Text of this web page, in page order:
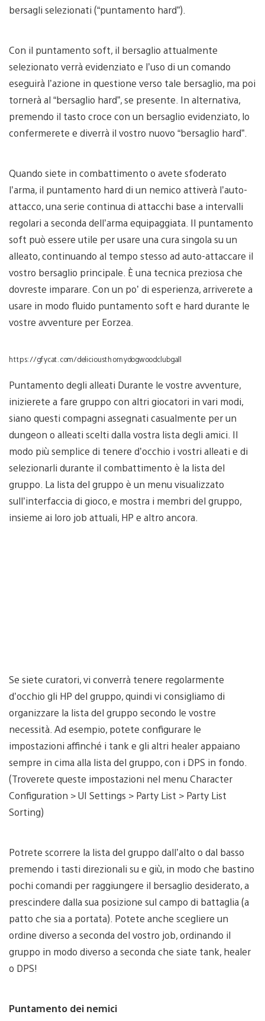
bersagli selezionati (“puntamento hard”).
Con il puntamento soft, il bersaglio attualmente
selezionato verrà evidenziato e l’uso di un comando
eseguirà l’azione in questione verso tale bersaglio, ma poi
tornerà al “bersaglio hard”, se presente. In alternativa,
premendo il tasto croce con un bersaglio evidenziato, lo
confermerete e diverrà il vostro nuovo “bersaglio hard”.
Quando siete in combattimento o avete sfoderato
l’arma, il puntamento hard di un nemico attiverà l’auto-
attacco, una serie continua di attacchi base a intervalli
regolari a seconda dell’arma equipaggiata. Il puntamento
soft può essere utile per usare una cura singola su un
alleato, continuando al tempo stesso ad auto-attaccare il
vostro bersaglio principale. È una tecnica preziosa che
dovreste imparare. Con un po’ di esperienza, arriverete a
usare in modo fluido puntamento soft e hard durante le
vostre avventure per Eorzea.
https://gfycat.com/deliciousthornydogwoodclubgall
Puntamento degli alleati Durante le vostre avventure,
inizierete a fare gruppo con altri giocatori in vari modi,
siano questi compagni assegnati casualmente per un
dungeon o alleati scelti dalla vostra lista degli amici. Il
modo più semplice di tenere d’occhio i vostri alleati e di
selezionarli durante il combattimento è la lista del
gruppo. La lista del gruppo è un menu visualizzato
sull’interfaccia di gioco, e mostra i membri del gruppo,
insieme ai loro job attuali, HP e altro ancora.
Se siete curatori, vi converrà tenere regolarmente
d’occhio gli HP del gruppo, quindi vi consigliamo di
organizzare la lista del gruppo secondo le vostre
necessità. Ad esempio, potete configurare le
impostazioni affinché i tank e gli altri healer appaiano
sempre in cima alla lista del gruppo, con i DPS in fondo.
(Troverete queste impostazioni nel menu Character
Configuration > UI Settings > Party List > Party List
Sorting)
Potrete scorrere la lista del gruppo dall’alto o dal basso
premendo i tasti direzionali su e giù, in modo che bastino
pochi comandi per raggiungere il bersaglio desiderato, a
prescindere dalla sua posizione sul campo di battaglia (a
patto che sia a portata). Potete anche scegliere un
ordine diverso a seconda del vostro job, ordinando il
gruppo in modo diverso a seconda che siate tank, healer
o DPS!
Puntamento dei nemici